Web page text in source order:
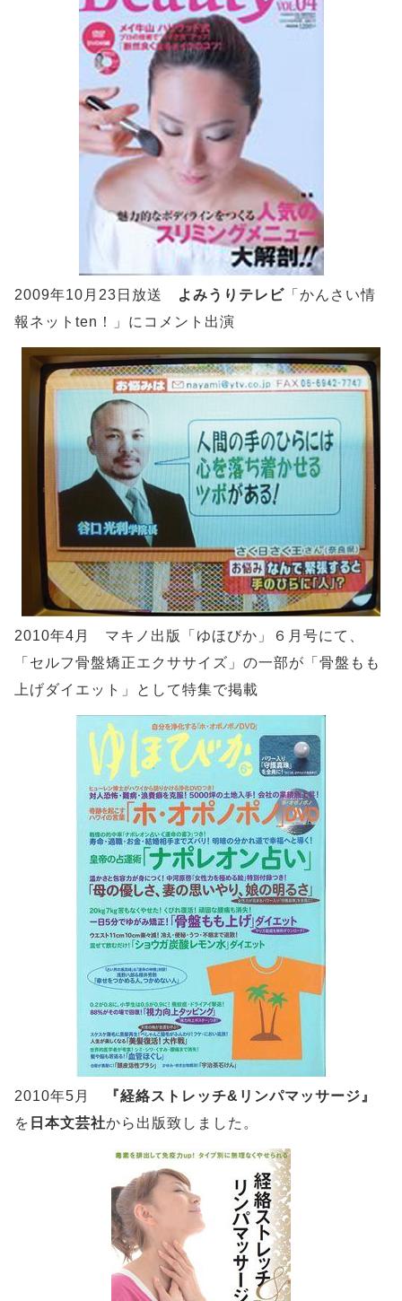
2009年10月23日放送 よみうりテレビ 「かんさい情
報ネットten！」にコメント出演
2010年4月 マキノ出版「ゆほびか」６月号にて、
「セルフ骨盤矯正エクササイズ」の一部が「骨盤もも
上げダイエット」として特集で掲載
2010年5月
『経絡ストレッチ&リンパマッサージ』
を 日本文芸社から出版致しました。